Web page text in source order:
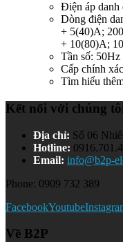
Điện áp
Dòng điện
+ 5(40)A;
+ 10(80)A;
Tần số: 50Hz
Cấp chính
Tìm hiểu
Kết nối với chúng
Địa chỉ: Số 06
Hotline:
Email: info@b2p-
Phone: 0909 732 389
FacebookYoutube
Về B2P